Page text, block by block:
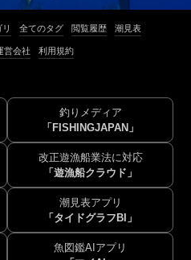
全てのタグ 閲覧履歴 潮見表
営会社 利用規約
釣りメディア
「FISHINGJAPAN」
改正遊漁船業法に対応
「遊漁船クラウド」
潮見表アプリ
「タイドグラフBI」
魚図鑑AIアプリ